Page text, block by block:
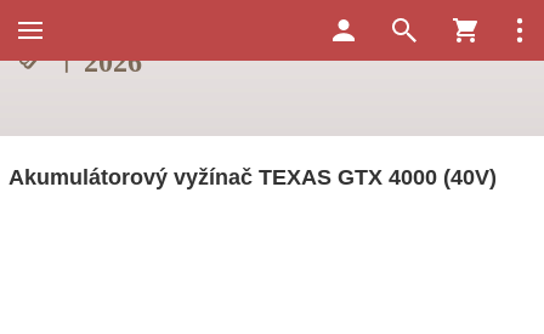
Akumulátorový vyžínač TEXAS GTX 4000 (40V)